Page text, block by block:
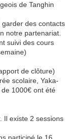
de Tanghin
des contacts
notre partenariat.
suivi des cours
de clôture)
scolaire, Yaka-
1000€ ont été
Il existe 2 sessions